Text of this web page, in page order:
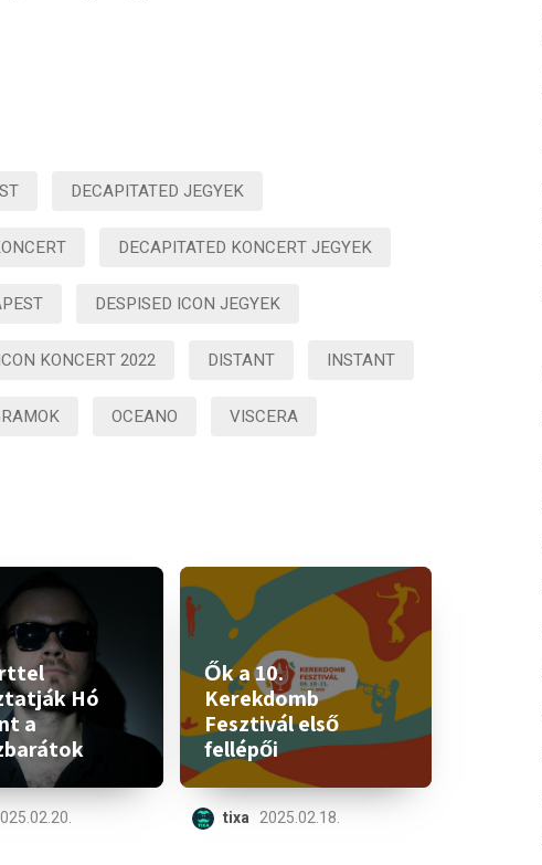
DECAPITATED JEGYEK
DECAPITATED KONCERT JEGYEK
DESPISED ICON JEGYEK
KONCERT 2022 DISTANT INSTANT
OCEANO VISCERA
Hó
a
Ők a 10.
Kerekdomb
Fesztivál első
fellépői
tixa 2025.02.18.